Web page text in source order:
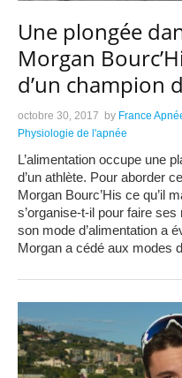
Une plongée
Morgan
d’un champion
octobre 30, 2017 by France
Physiologie de l'apnée
L’alimentation occupe une
d’un athlète. Pour aborder
Morgan Bourc’His ce qu’il
s’organise-t-il pour faire
son mode d’alimentation a
Morgan a cédé aux modes